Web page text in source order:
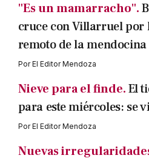
"Es un mamarracho".
cruce con Villarruel por
remoto de la
PorEl Editor Mendoza
Nieve para el finde.El
para este miércoles: se
PorEl Editor Mendoza
Nuevas